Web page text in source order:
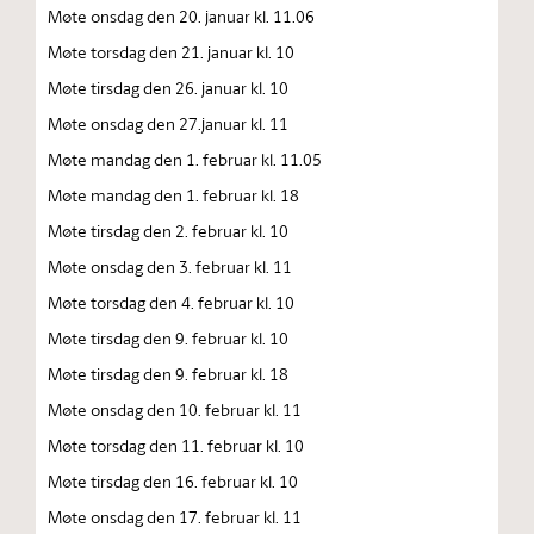
Møte onsdag den 20. januar kl. 11.06
Møte torsdag den 21. januar kl. 10
Møte tirsdag den 26. januar kl. 10
Møte onsdag den 27.januar kl. 11
Møte mandag den 1. februar kl. 11.05
Møte mandag den 1. februar kl. 18
Møte tirsdag den 2. februar kl. 10
Møte onsdag den 3. februar kl. 11
Møte torsdag den 4. februar kl. 10
Møte tirsdag den 9. februar kl. 10
Møte tirsdag den 9. februar kl. 18
Møte onsdag den 10. februar kl. 11
Møte torsdag den 11. februar kl. 10
Møte tirsdag den 16. februar kl. 10
Møte onsdag den 17. februar kl. 11